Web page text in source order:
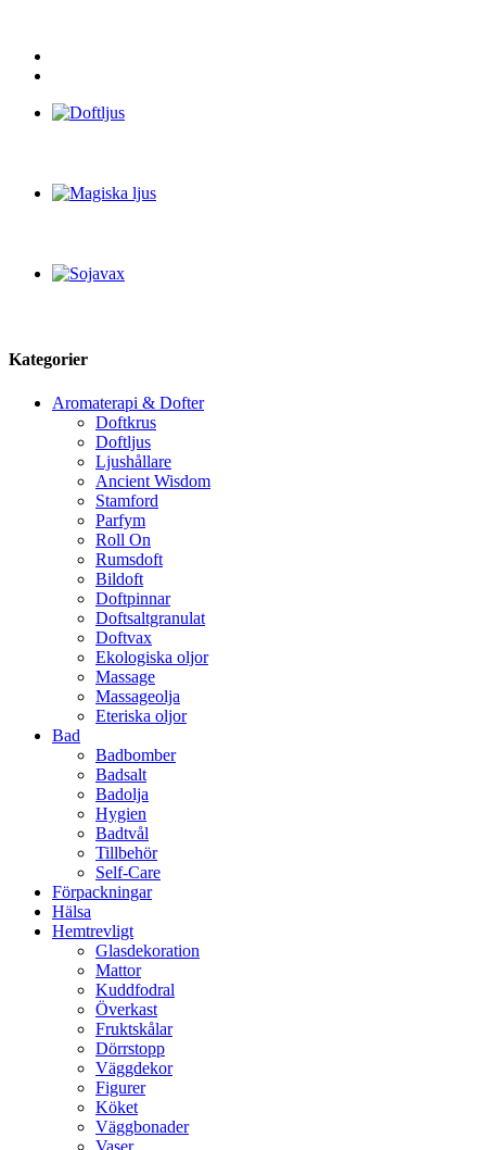
Kategorier
Aromaterapi & Dofter
Doftkrus
Doftljus
Ljushållare
Ancient Wisdom
Stamford
Parfym
Roll On
Rumsdoft
Bildoft
Doftpinnar
Doftsaltgranulat
Doftvax
Ekologiska oljor
Massage
Massageolja
Eteriska oljor
Bad
Badbomber
Badsalt
Badolja
Hygien
Badtvål
Tillbehör
Self-Care
Förpackningar
Hälsa
Hemtrevligt
Glasdekoration
Mattor
Kuddfodral
Överkast
Fruktskålar
Dörrstopp
Väggdekor
Figurer
Köket
Väggbonader
Vaser